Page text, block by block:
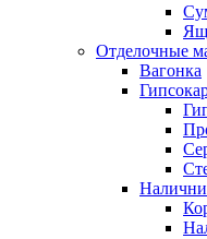
Отделочные
Вагонка